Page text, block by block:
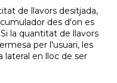
de llavors desitjada,
des d'on es
la quantitat de llavors
per l'usuari, les
lateral en lloc de ser